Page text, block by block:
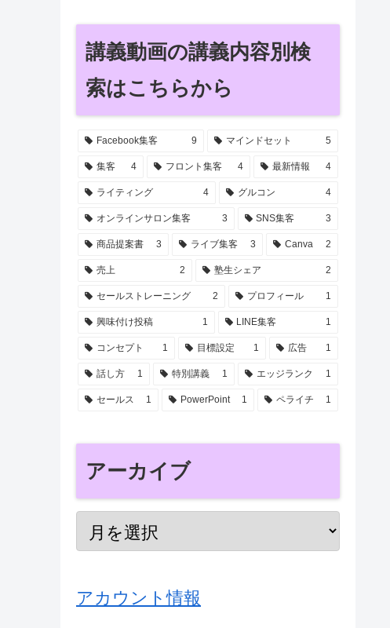
講義動画の講義内容別検
索はこちらから
Facebook集客 9 マインドセット 5
集客 4 フロント集客 4 最新情報 4
ライティング 4 グルコン 4
オンラインサロン集客 3 SNS集客 3
商品提案書 3 ライブ集客 3 Canva 2
売上 2 塾生シェア 2
セールストレーニング 2 プロフィール 1
興味付け投稿 1 LINE集客 1
コンセプト 1 目標設定 1 広告 1
話し方 1 特別講義 1 エッジランク 1
セールス 1 PowerPoint 1 ペライチ 1
アーカイブ
アカウント情報